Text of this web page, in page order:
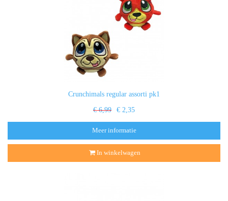
Crunchimals regular assorti pk1
€ 6,99 € 2,35
Meer informatie
In winkelwagen